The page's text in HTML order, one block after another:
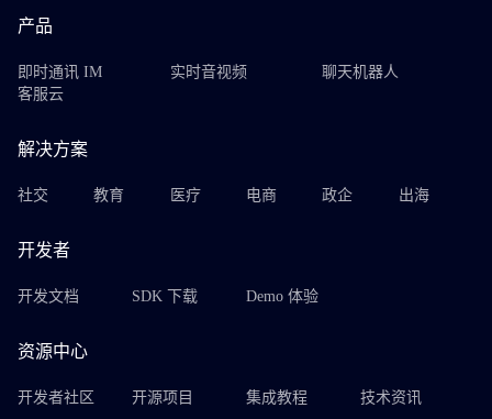
产品
即时通讯 IM 实时音视频
聊天机器人
客服云
解决方案
社交 教育 医疗 电商 政企 出海
开发者
开发文档 SDK 下载 Demo 体验
资源中心
开发者社区 开源项目 集成教程 技术资讯